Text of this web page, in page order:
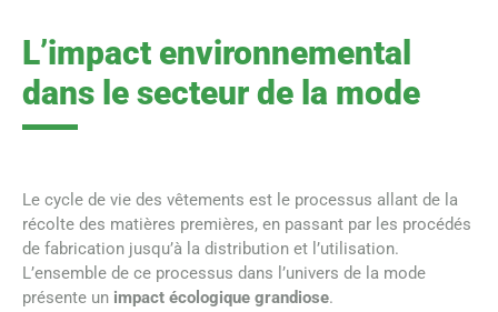
L’impact environnemental
dans le secteur de la mode
Le cycle de vie des vêtements est le processus allant de la
récolte des matières premières, en passant par les procédés
de fabrication jusqu’à la distribution et l’utilisation.
L’ensemble de ce processus dans l’univers de la mode
présente un impact écologique grandiose.